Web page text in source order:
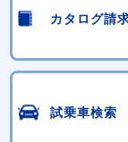
カタログ請
試乗車検索